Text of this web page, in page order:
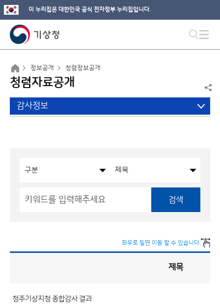
이 누리집은 대한민국 공식 전자정부 누리집입니다.
정보공개 청렴정보공개
청렴자료공개
감사정보
검색
좌우로 밀면 이동 할 수 있습니다.
시
판
목
록
제목
청주기상지청 종합감사 결과